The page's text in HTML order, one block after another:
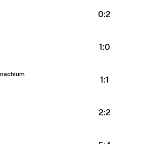
0:2
1:0
1:1
2:2